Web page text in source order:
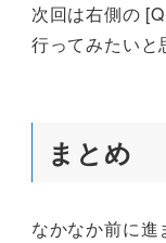
次回は右側の
行ってみたいと
まとめ
なかなか前に進